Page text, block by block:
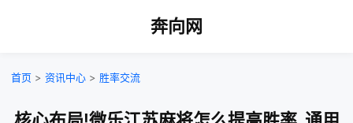
奔向网
首页 > 资讯中心 > 胜率交流